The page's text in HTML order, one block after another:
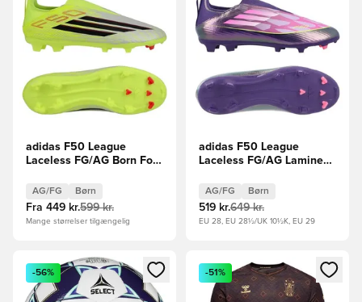
adidas F50 League
Laceless FG/AG Born For
AG/FG Børn
Fra 449 kr.599 kr.
Mange størrelser tilgængelig
adidas F50 League
Laceless FG/AG Lamine
Børn
AG/FG Børn
519 kr.649 kr.
EU 28, EU 28½/UK 10½K, EU 29
Åbner en Modal til at logge ind eller tilmelde dig som
-56%
Åbner en Modal til at logge
-51%